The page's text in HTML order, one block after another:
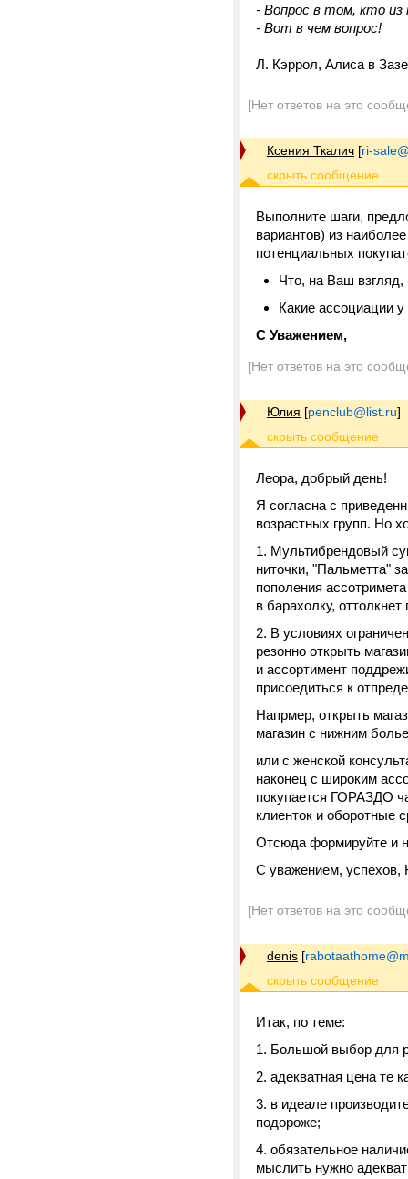
- Вопрос в том, кто из
- Вот в чем вопрос!
Л. Кэррол, Алиса в
[Нет ответов на это
Ксения Ткалич [ri-
Выполните шаги,
вариантов) из
потенциальных
Что, на Ваш взгляд,
Какие ассоциации
С Уважением,
[Нет ответов на это
Юлия [penclub@list.ru]
Леора, добрый день!
Я согласна с
возрастных групп. Но
1. Мультибрендовый
ниточки, "Пальметта"
пополения
в барахолку,
2. В условиях
резонно открыть
и ассортимент
присоедиться к
Напрмер, открыть
магазин с нижним
или с женской
наконец с широким
покупается ГОРАЗДО
клиенток и оборотные
Отсюда формируйте и
С уважением, успехов,
[Нет ответов на это
denis [
Итак, по теме:
Большой выбор для
адекватная цена те
в идеале
подороже;
обязательное
мыслить нужно